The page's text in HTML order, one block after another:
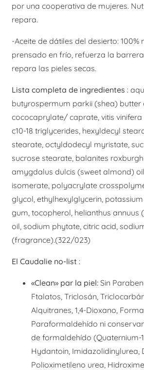
por una cooperativa de mujeres.
repara.
-Aceite de dátiles del desierto: 100%
prensado en frío, refuerza la
repara las pieles secas.
Lista completa de ingredientes :
butyrospermum parkii (shea) butter
cococaprylate/ caprate, vitis vinifera
c10-18 triglycerides, hexyldecyl
stearate, octyldodecyl myristate,
sucrose stearate, balanites
amygdalus dulcis (sweet almond)
isomerate, polyacrylate
glycol, ethylhexylglycerin,
gum, tocopherol, helianthus annuus
oil, sodium phytate, citric acid,
(fragrance).(322/023)
El Caudalie no-list :
«Clean» par la piel: Sin
Ftalatos, Triclosán,
Alquitranes, 1,4-Dioxano,
Paraformaldehído ni
de formaldehído (Quaternium-
Hydantoin, Imidazolidinylurea,
Polioximetileno urea,